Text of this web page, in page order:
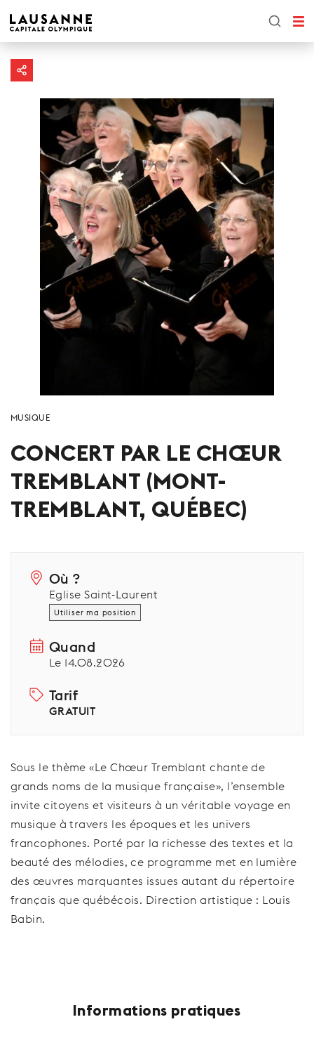
MUSIQUE
CONCERT PAR LE CHŒUR
TREMBLANT (MONT-
TREMBLANT, QUÉBEC)
Où ?
Eglise Saint-Laurent
Utiliser ma position
Quand
Le 14.08.2026
Tarif
GRATUIT
Sous le thème «Le Chœur Tremblant chante de
grands noms de la musique française», l’ensemble
invite citoyens et visiteurs à un véritable voyage en
musique à travers les époques et les univers
francophones. Porté par la richesse des textes et la
beauté des mélodies, ce programme met en lumière
des œuvres marquantes issues autant du répertoire
français que québécois. Direction artistique : Louis
Babin.
Informations pratiques